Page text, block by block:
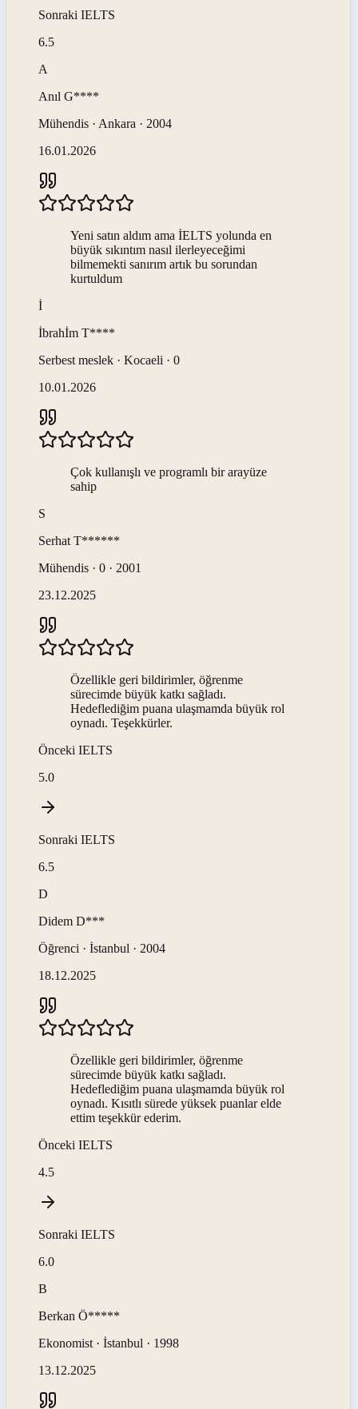
Sonraki IELTS
6.5
A
Anıl G****
Mühendis · Ankara · 2004
16.01.2026
Yeni satın aldım ama İELTS yolunda en
büyük sıkıntım nasıl ilerleyeceğimi
bilmemekti sanırım artık bu sorundan
kurtuldum
İ
İbrahİm T****
Serbest meslek · Kocaeli · 0
10.01.2026
Çok kullanışlı ve programlı bir arayüze
sahip
S
Serhat T******
Mühendis · 0 · 2001
23.12.2025
Özellikle geri bildirimler, öğrenme
sürecimde büyük katkı sağladı.
Hedeflediğim puana ulaşmamda büyük rol
oynadı. Teşekkürler.
Önceki IELTS
5.0
Sonraki IELTS
6.5
D
Didem D***
Öğrenci · İstanbul · 2004
18.12.2025
Özellikle geri bildirimler, öğrenme
sürecimde büyük katkı sağladı.
Hedeflediğim puana ulaşmamda büyük rol
oynadı. Kısıtlı sürede yüksek puanlar elde
ettim teşekkür ederim.
Önceki IELTS
4.5
Sonraki IELTS
6.0
B
Berkan Ö*****
Ekonomist · İstanbul · 1998
13.12.2025